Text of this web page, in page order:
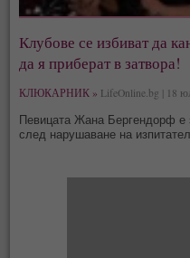
Клубове се избиват да
да я приберат в затвора!
КЛЮКАРНИК » LifeOnline.bg | 18
Певицата Жана Бергендорф е
след нарушаване на